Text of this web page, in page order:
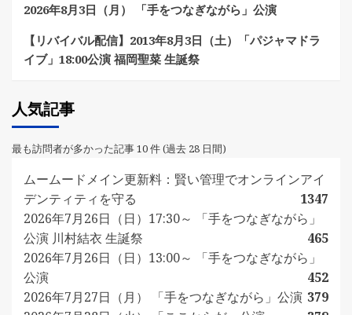
2026年8月3日（月） 「手をつなぎながら」公演
【リバイバル配信】2013年8月3日（土）「パジャマドラ
イブ」18:00公演 福岡聖菜 生誕祭
人気記事
最も訪問者が多かった記事 10 件 (過去 28 日間)
ムームードメイン更新料：賢い管理でオンラインアイ
デンティティを守る
1347
2026年7月26日（日）17:30～ 「手をつなぎながら」
公演 川村結衣 生誕祭
465
2026年7月26日（日）13:00～ 「手をつなぎながら」
公演
452
2026年7月27日（月） 「手をつなぎながら」公演 379